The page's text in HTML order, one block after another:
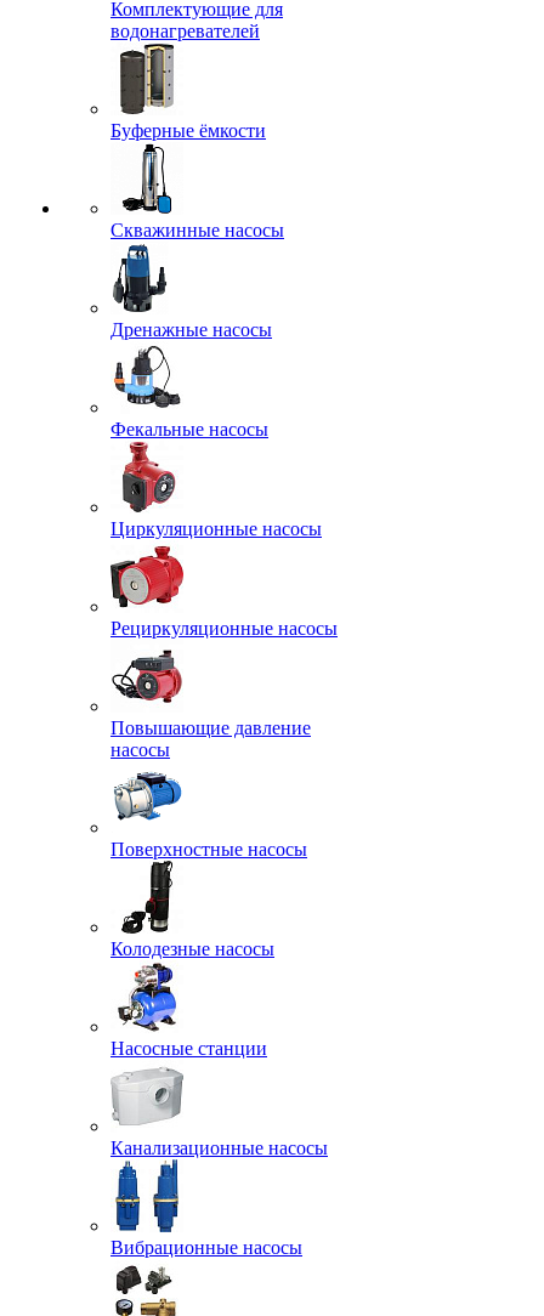
Комплектующие для
водонагревателей
Буферные ёмкости
Скважинные насосы
Дренажные насосы
Фекальные насосы
Циркуляционные насосы
Рециркуляционные насосы
Повышающие давление
насосы
Поверхностные насосы
Колодезные насосы
Насосные станции
Канализационные насосы
Вибрационные насосы